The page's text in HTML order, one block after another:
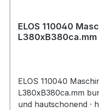
ELOS 110040
ELOS 110040
L380xB380ca.mm bunt sehr reißfest,
und hautschonend ·